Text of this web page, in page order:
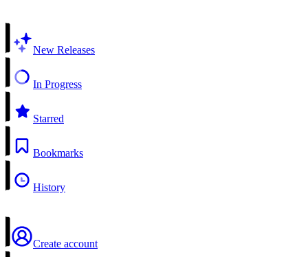
New Releases
In Progress
Starred
Bookmarks
History
Create account